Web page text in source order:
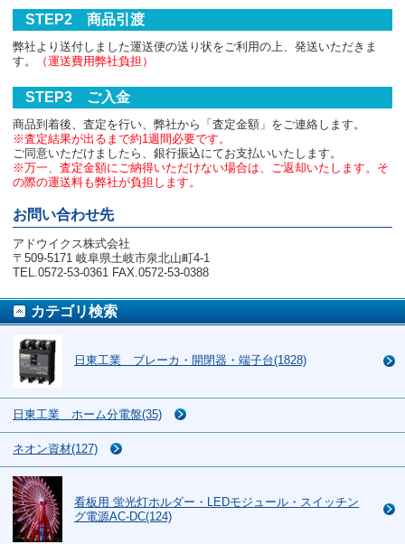
STEP2 商品引渡
弊社より送付しました運送便の送り状をご利用の上、発送いただきま
す。
（運送費用弊社負担）
STEP3 ご入金
商品到着後、査定を行い、弊社から「査定金額」をご連絡します。
※査定結果が出るまで約1週間必要です。
ご同意いただけましたら、銀行振込にてお支払いいたします。
※万一、査定金額にご納得いただけない場合は、ご返却いたします。そ
の際の運送料も弊社が負担します。
お問い合わせ先
アドウイクス株式会社
〒509-5171 岐阜県土岐市泉北山町4-1
TEL.0572-53-0361 FAX.0572-53-0388
カテゴリ検索
日東工業 ブレーカ・開閉器・端子台(1828)
日東工業 ホーム分電盤(35)
ネオン資材(127)
看板用 蛍光灯ホルダー・LEDモジュール・スイッチン
グ電源AC-DC(124)